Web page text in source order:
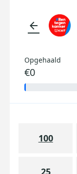
arrow_back
Opgehaald
€0
100
25